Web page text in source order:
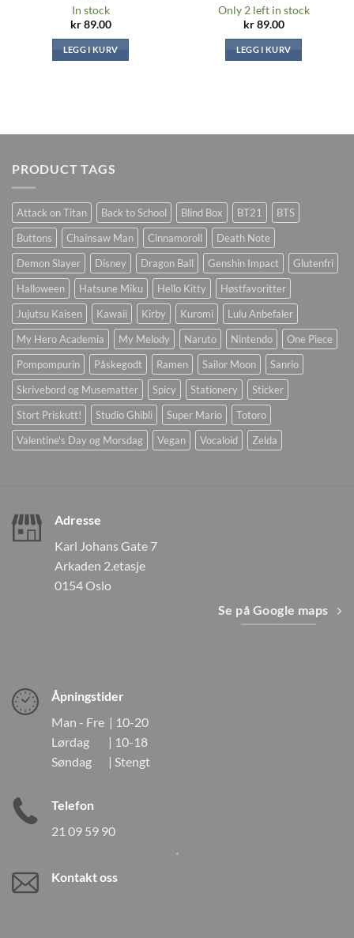
In stock
kr89.00
LEGG I KURV
Only 2 left in stock
kr89.00
LEGG I KURV
PRODUCT TAGS
Attack on Titan Back to School Blind Box BT21
BTS
Buttons
Chainsaw Man Cinnamoroll
Death Note
Demon Slayer
Disney Dragon Ball Genshin Impact
Glutenfri
Halloween
Hatsune Miku Hello Kitty
Høstfavoritter
Jujutsu Kaisen
Kawaii Kirby Kuromi
Lulu Anbefaler
My Hero Academia
My Melody Naruto Nintendo
One Piece
Pompompurin
Påskegodt Ramen Sailor Moon
Sanrio
Skrivebord og Musematter
Spicy Stationery
Sticker
Stort Priskutt!
Studio Ghibli Super Mario
Totoro
Valentine's Day og Morsdag
Vegan Vocaloid Zelda
Adresse
Karl Johans Gate 7
Arkaden 2.etasje
0154 Oslo
Se på Google maps
Åpningstider
Man - Fre | 10-20
Lørdag | 10-18
Søndag | Stengt
Telefon
21 09 59 90
Kontakt oss